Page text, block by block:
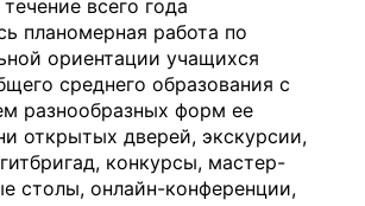
всего года
планомерная работа по
ориентации учащихся
среднего образования с
разнообразных форм ее
открытых дверей, экскурсии,
конкурсы, мастер-
столы, онлайн-конференции,